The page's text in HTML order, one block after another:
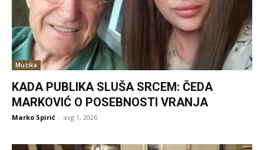
Muzika
KADA PUBLIKA SLUŠA SRCEM: ČEDA
MARKOVIĆ O POSEBNOSTI VRANJA
Marko Spirić - avg 1, 2026